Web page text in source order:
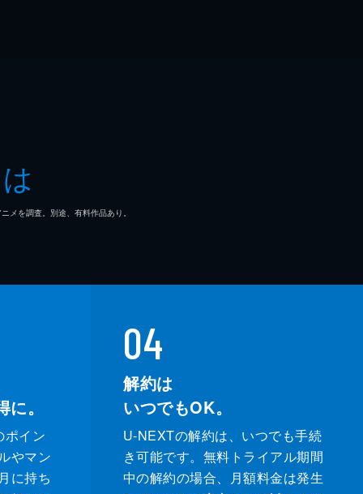
を調査。別途、有料作品あり。
。
ポイン
やマン
に持ち
04
解約は
いつでもOK。
U-NEXTの解約は、いつでも手続
き可能です。無料トライアル期間
中の解約の場合、月額料金は発生